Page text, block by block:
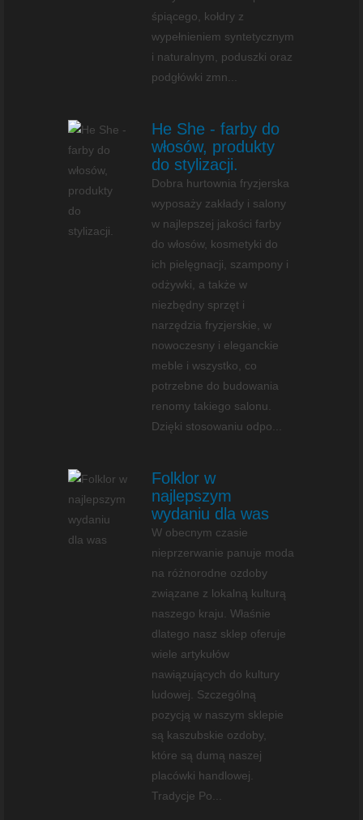
śpiącego, kołdry z
wypełnieniem syntetycznym
i naturalnym, poduszki oraz
podgłówki zmn...
He She - farby do
włosów, produkty
do stylizacji.
Dobra hurtownia fryzjerska
wyposaży zakłady i salony
w najlepszej jakości farby
do włosów, kosmetyki do
ich pielęgnacji, szampony i
odżywki, a także w
niezbędny sprzęt i
narzędzia fryzjerskie, w
nowoczesny i eleganckie
meble i wszystko, co
potrzebne do budowania
renomy takiego salonu.
Dzięki stosowaniu odpo...
Folklor w
najlepszym
wydaniu dla was
W obecnym czasie
nieprzerwanie panuje moda
na różnorodne ozdoby
związane z lokalną kulturą
naszego kraju. Właśnie
dlatego nasz sklep oferuje
wiele artykułów
nawiązujących do kultury
ludowej. Szczególną
pozycją w naszym sklepie
są kaszubskie ozdoby,
które są dumą naszej
placówki handlowej.
Tradycje Po...